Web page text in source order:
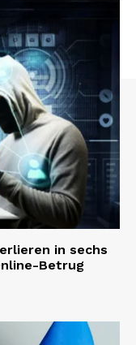
in sechs
Betrug